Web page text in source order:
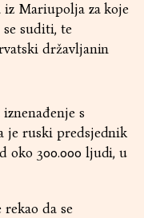
iz Mariupolja za koje
suditi, te
državljanin
s
je ruski predsjednik
oko 300.000 ljudi, u
da se